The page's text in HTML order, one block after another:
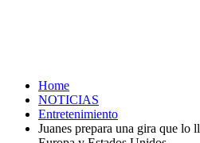
Home
NOTICIAS
Entretenimiento
Juanes prepara una gira que lo